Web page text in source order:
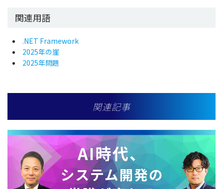
関連用語
.NET Framework
2025年の崖
2025年問題
関連記事